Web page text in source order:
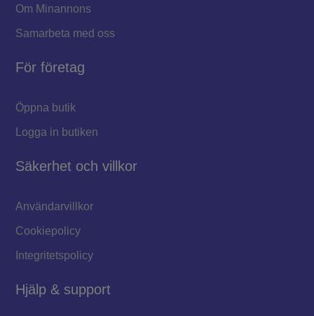
Om Minannons
Samarbeta med oss
För företag
Öppna butik
Logga in butiken
Säkerhet och villkor
Användarvillkor
Cookiepolicy
Integritetspolicy
Hjälp & support